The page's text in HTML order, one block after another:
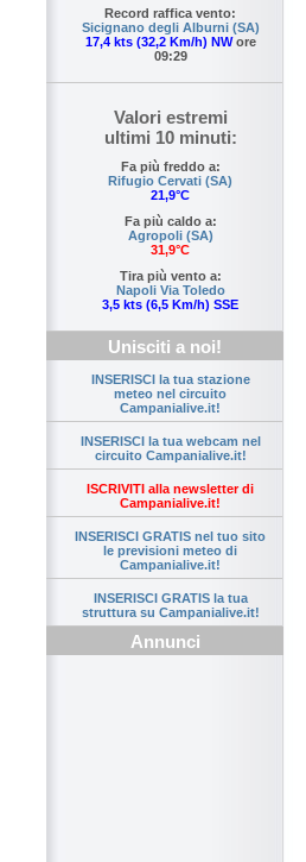
Record raffica vento:
Sicignano degli Alburni (SA)
17,4 kts (32,2 Km/h) NWore
09:29
Valori estremi
ultimi 10 minuti:
Fa più freddo a:
Rifugio Cervati (SA)
21,9°C
Fa più caldo a:
Agropoli (SA)
31,9°C
Tira più vento a:
Napoli Via Toledo
3,5 kts (6,5 Km/h) SSE
Unisciti a noi!
INSERISCI la tua stazione
meteo nel circuito
Campanialive.it!
INSERISCI la tua webcam nel
circuito Campanialive.it!
ISCRIVITI alla newsletter di
Campanialive.it!
INSERISCI GRATIS nel tuo sito
le previsioni meteo di
Campanialive.it!
INSERISCI GRATIS la tua
struttura su Campanialive.it!
Annunci